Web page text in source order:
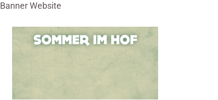
Banner Website